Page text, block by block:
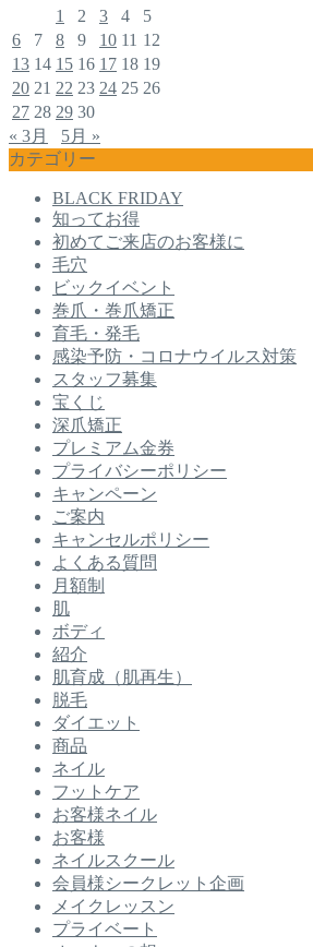
1
2 3 4
5
6
7 8 9 10 11 12
13 14 15 16 17 18 19
20 21 22 23 24 25 26
27 28 29 30
« 3月
5月 »
カテゴリー
BLACK FRIDAY
知ってお得
初めてご来店のお客様に
毛穴
ビックイベント
巻爪・巻爪矯正
育毛・発毛
感染予防・コロナウイルス対策
スタッフ募集
宝くじ
深爪矯正
プレミアム金券
プライバシーポリシー
キャンペーン
ご案内
キャンセルポリシー
よくある質問
月額制
肌
ボディ
紹介
肌育成（肌再生）
脱毛
ダイエット
商品
ネイル
フットケア
お客様ネイル
お客様
ネイルスクール
会員様シークレット企画
メイクレッスン
プライベート